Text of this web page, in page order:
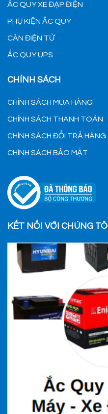
ẮC QUY XE ĐẠP ĐIỆN
PHỤ KIỆN ẮC QUY
CÂN ĐIỆN TỬ
ẮC QUY UPS
CHÍNH SÁCH
CHÍNH SÁCH MUA HÀNG
CHÍNH SÁCH THANH TOÁN
CHÍNH SÁCH ĐỔI TRẢ HÀNG
CHÍNH SÁCH BẢO MẬT
KẾT NỐI VỚI CHÚNG TÔI